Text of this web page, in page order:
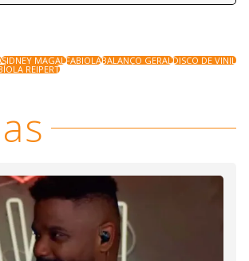
SIDNEY MAGALFABIOLABALANÇO GERALDISCO DE VINIL
REIPERT